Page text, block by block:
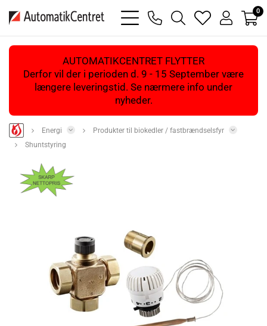
bars
light
phone
magnifying
glass
heart
light
user
light
0
AUTOMATIKCENTRET FLYTTER
Derfor vil der i perioden d. 9 - 15 September være
længere leveringstid. Se nærmere info under
nyheder.
Energi
Produkter til biokedler / fastbrændselsfyr
Shuntstyring